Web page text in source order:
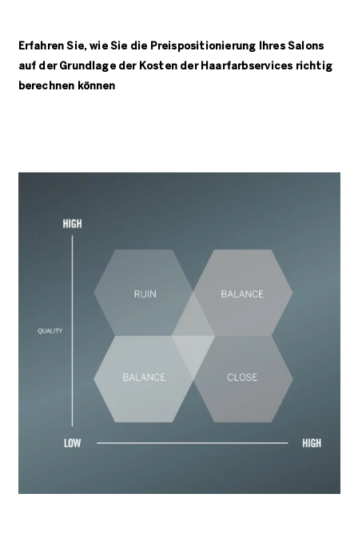
Erfahren Sie, wie Sie die Preispositionierung Ihres Salons
auf der Grundlage der Kosten der Haarfarbservices richtig
berechnen können